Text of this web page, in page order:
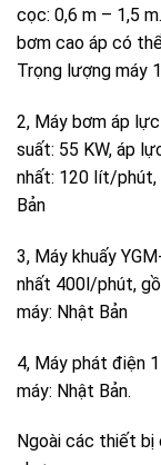
cọc: 0,6 m – 1,5
bơm cao áp có
Trọng lượng máy
2, Máy bơm áp
suất: 55 KW, áp
nhất: 120 lít/phút,
Bản
3, Máy khuấy
nhất 400l/phút,
máy: Nhật Bản
4, Máy phát điện
máy: Nhật Bản.
Ngoài các thiết bị